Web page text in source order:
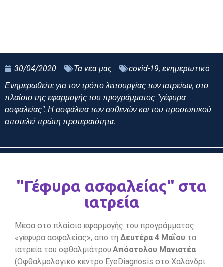
30/04/2020 Τα νέα μας covid-19, ενημερωτικό
Ενημερωθείτε για τον τρόπο λειτουργίας των ιατρείων, στο
πλαίσιο της εφαρμογής του προγράμματος "γέφυρα
ασφαλείας". Η ασφάλεια των ασθενών και του προσωπικού
αποτελεί πρώτη προτεραιότητα.
"Γέφυρα ασφαλείας" στα
ιατρεία
Μέσα στο πλαίσιο εφαρμογής του προγράμματος
«γέφυρα ασφαλείας», από τη Δευτέρα 4 Μαΐου τα
ιατρεία του οφθαλμιάτρου Απόστολου Μανιατέα
(Οφθαλμολογικό κέντρο EyeDiagnosis στο Χαλάνδρι